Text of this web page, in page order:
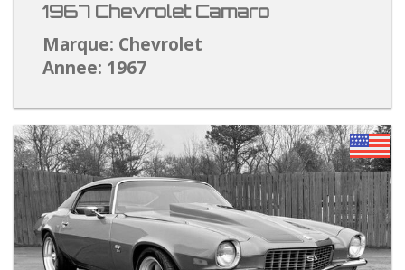
1967 Chevrolet Camaro
Marque: Chevrolet
Annee: 1967